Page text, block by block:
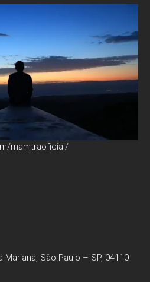
mamtraoficial/
Mariana, São Paulo – SP, 04110-